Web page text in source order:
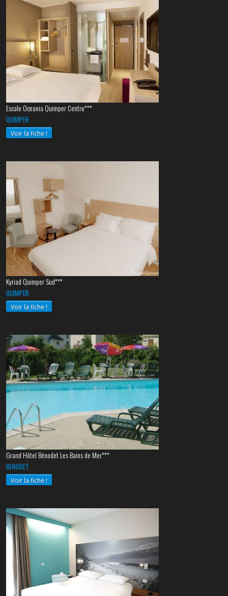
Escale Oceania Quimper Centre***
QUIMPER
Voir la fiche !
Kyriad Quimper Sud***
QUIMPER
Voir la fiche !
Grand Hôtel Bénodet Les Bains de Mer***
BENODET
Voir la fiche !